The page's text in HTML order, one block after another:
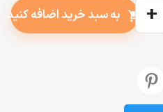
+
shopping_cart به سبد خرید اضافه کنید